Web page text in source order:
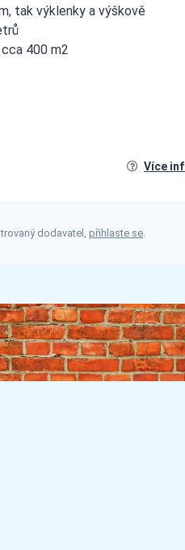
tak výklenky a výškově
400 m2
Více
dodavatel, přihlaste se.